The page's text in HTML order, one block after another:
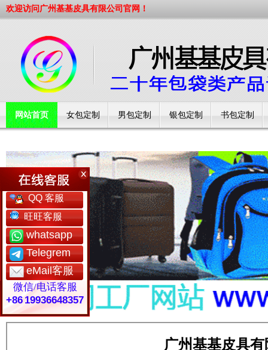
欢迎访问广州基基皮具有限公司官网！
网站首页 女包定制 男包定制 银包定制 书包定制
QQ 客服
旺旺客服
whatsapp
Telegrem
eMail客服
微信/电话客服
+86 19936648357